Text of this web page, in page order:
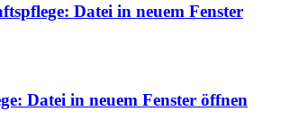
: Datei in neuem Fenster
: Datei in neuem Fenster öffnen